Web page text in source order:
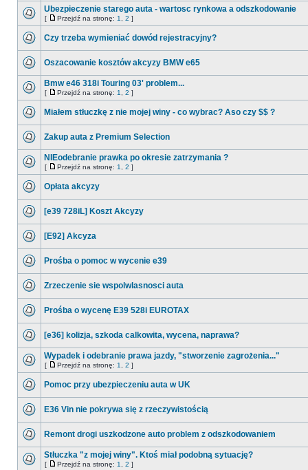
Ubezpieczenie starego auta - wartosc rynkowa a odszkodowanie
[ Przejdź na stronę: 1 2 ]
Czy trzeba wymieniać dowód rejestracyjny?
Oszacowanie kosztów akcyzy BMW e65
Bmw e46 318i Touring 03' problem...
[ Przejdź na stronę: 1 2 ]
Miałem stłuczkę z nie mojej winy - co wybrac? Aso czy $$ ?
Zakup auta z Premium Selection
NIEodebranie prawka po okresie zatrzymania ?
[ Przejdź na stronę: 1 2 ]
Opłata akcyzy
[e39 728iL] Koszt Akcyzy
[E92] Akcyza
Prośba o pomoc w wycenie e39
Zrzeczenie sie wspolwlasnosci auta
Prośba o wycenę E39 528i EUROTAX
[e36] kolizja, szkoda calkowita, wycena, naprawa?
Wypadek i odebranie prawa jazdy, "stworzenie zagrożenia..."
[ Przejdź na stronę: 1 2 ]
Pomoc przy ubezpieczeniu auta w UK
E36 Vin nie pokrywa się z rzeczywistością
Remont drogi uszkodzone auto problem z odszkodowaniem
Stłuczka "z mojej winy". Ktoś miał podobną sytuację?
[ Przejdź na stronę: 1 2 ]